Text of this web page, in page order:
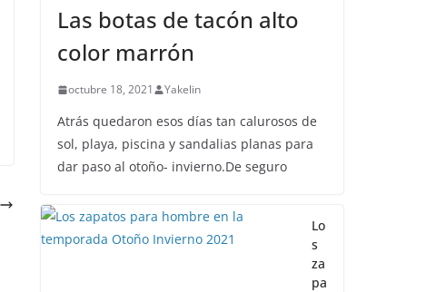
Las botas de tacón alto
color marrón
octubre 18, 2021 Yakelin
Atrás quedaron esos días tan calurosos de
sol, playa, piscina y sandalias planas para
dar paso al otoño- invierno.De seguro
Lo
s
za
pa